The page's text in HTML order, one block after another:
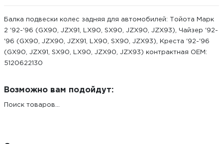
Балка подвески колес задняя для автомобилей: Тойота Марк
2 '92-'96 (GX90, JZX91, LX90, SX90, JZX90, JZX93), Чайзер '92-
'96 (GX90, JZX90, JZX91, LX90, SX90, JZX93), Креста '92-'96
(GX90, JZX91, SX90, LX90, JZX90, JZX93) контрактная ОЕМ:
5120622130
Возможно вам подойдут:
Поиск товаров...